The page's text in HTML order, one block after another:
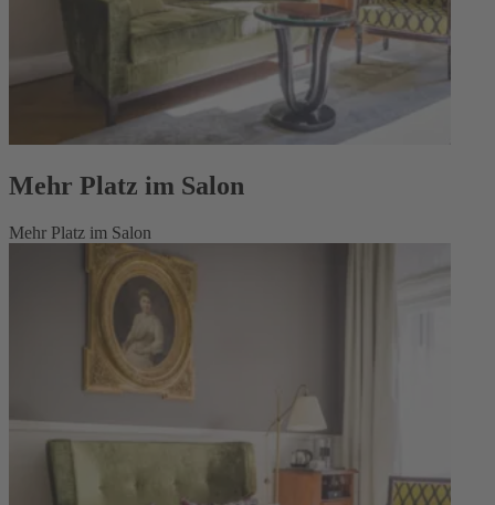
Mehr Platz im Salon
Mehr Platz im Salon